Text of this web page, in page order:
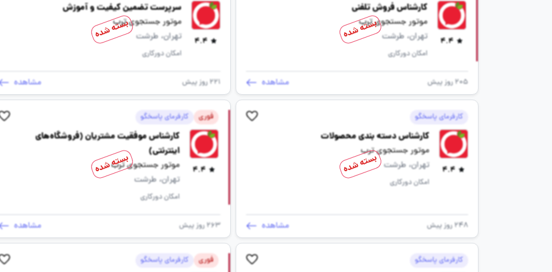
4.4
کارشناس فروش تلفنی
موتور جستجوی ترب
تهران، طرشت
امکان دورکاری
205 روز پیش مشاهده
بسته شده 4.4
سرپرست تضمین کیفیت و آموزش
موتور جستجوی ترب
تهران، طرشت
امکان دورکاری
221 روز پیش مشاهده
بسته شده
کارفرمای پاسخگو
4.4
کارشناس دسته بندی محصولات
موتور جستجوی ترب
تهران، طرشت
امکان دورکاری
248 روز پیش مشاهده
بسته شده
فوری کارفرمای پاسخگو
4.4
کارشناس موفقیت مشتریان (فروشگاه‌های
اینترنتی)
موتور جستجوی ترب
تهران، طرشت
امکان دورکاری
263 روز پیش مشاهده
بسته شده
کارفرمای پاسخگو فوری کارفرمای پاسخگو